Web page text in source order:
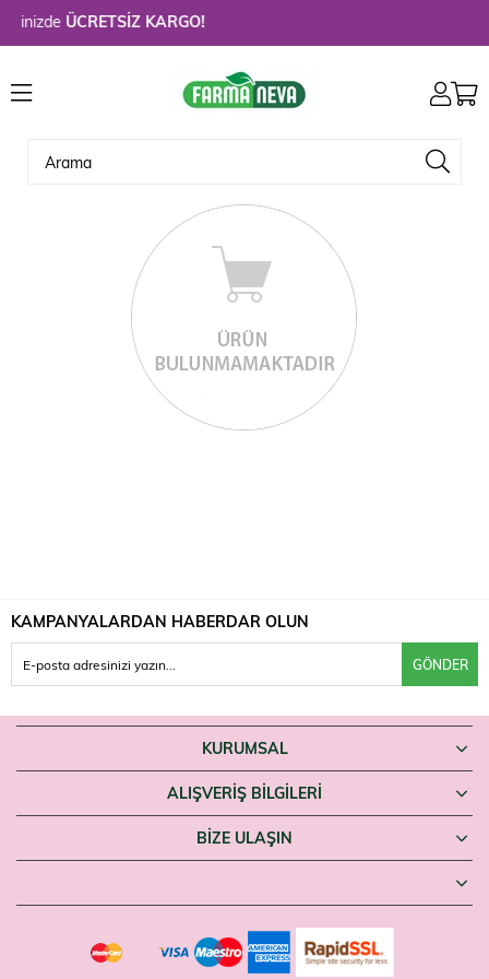
ÜCRETSİZ KARGO!
KAMPANYALARDAN HABERDAR OLUN
GÖNDER
KURUMSAL
ALIŞVERİŞ BİLGİLERİ
BIZE ULAŞIN